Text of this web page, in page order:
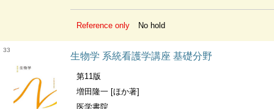
Reference only No hold
33
生物学 系統看護学講座 基礎分野
第11版
増田隆一 [ほか著]
医学書院